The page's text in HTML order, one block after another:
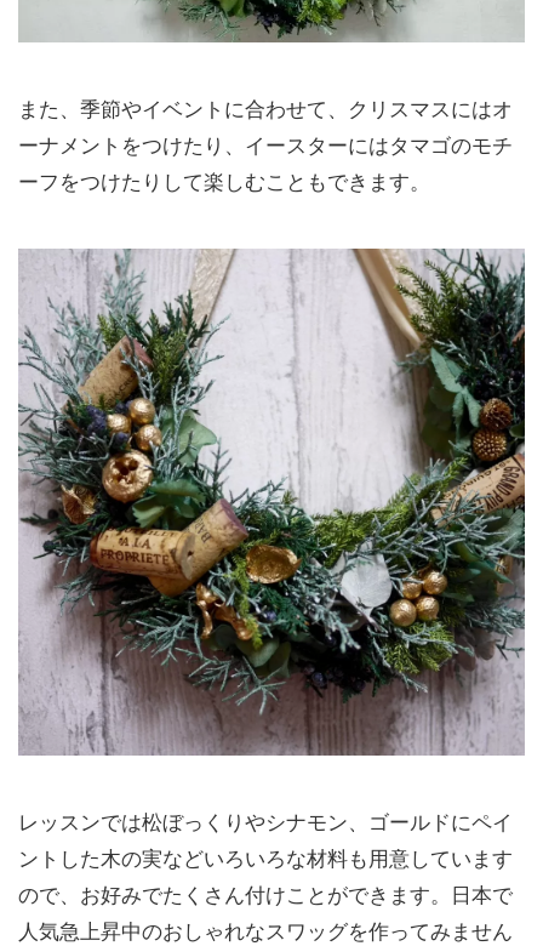
また、季節やイベントに合わせて、クリスマスにはオ
ーナメントをつけたり、イースターにはタマゴのモチ
ーフをつけたりして楽しむこともできます。
レッスンでは松ぼっくりやシナモン、ゴールドにペイ
ントした木の実などいろいろな材料も用意しています
ので、お好みでたくさん付けことができます。日本で
人気急上昇中のおしゃれなスワッグを作ってみません